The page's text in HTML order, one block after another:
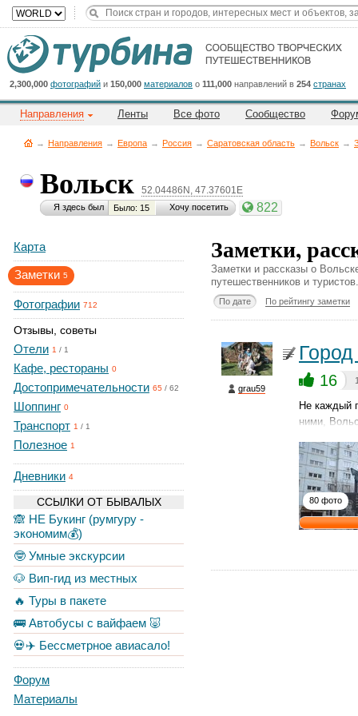
2,300,000 фотографий и 150,000 материалов о 111,000 направлений в 254 странах
Направления Ленты Все фото Сообщество
→ Направления → Европа → Россия → Саратовская область → Вольск →
Вольск 52.04486N, 47.37601E
Я здесь был Было: 15 Хочу посетить 822
Карта
Заметки 5
Фотографии 712
Отзывы, советы
Отели 1 / 1
Кафе, рестораны 0
Достопримечательности 65 / 62
Шоппинг 0
Транспорт 1 / 1
Полезное 1
Дневники 4
ССЫЛКИ ОТ БЫВАЛЫХ
🙈 НЕ Букинг (румгуру -
экономим💰)
🤓 Умные экскурсии
🐶 Вип-гид из местных
🔥 Туры в пакете
🚌 Автобусы с вайфаем 🐷
💀✈️ Бессметрное авиасало!
Форум
Материалы
Заметки,
Заметки и рассказы о
путешественников и
По дате По рейтингу заметки
grau59
Город
16
Не каждый
ними,
80 фото
Cейчас
на
сайте:
Title
Button